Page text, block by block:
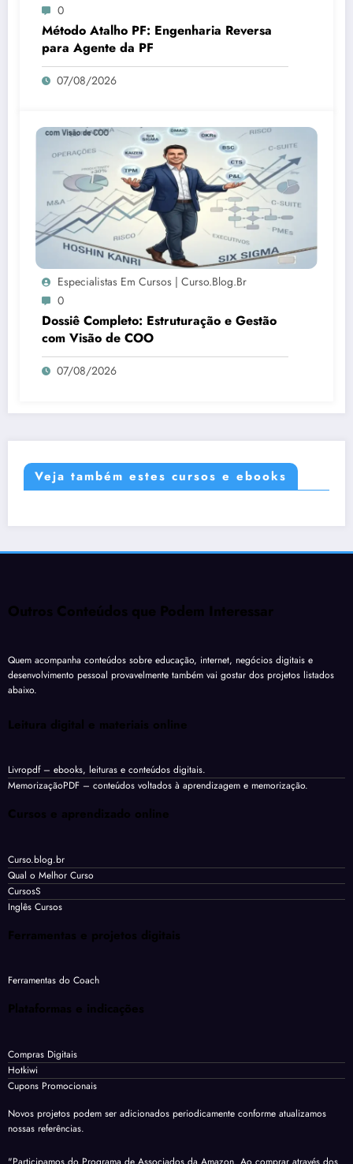
0
Método Atalho PF: Engenharia Reversa
para Agente da PF
07/08/2026
Especialistas Em Cursos | Curso.blog.br
0
Dossiê Completo: Estruturação e Gestão
com Visão de COO
07/08/2026
Veja também estes cursos e ebooks
Outros Conteúdos que Podem Interessar
Quem acompanha conteúdos sobre educação, internet, negócios digitais e
desenvolvimento pessoal provavelmente também vai gostar dos projetos listados
abaixo.
Leitura digital e materiais online
Livropdf– ebooks, leituras e conteúdos digitais.
MemorizaçãoPDF – conteúdos voltados à aprendizagem e memorização.
Cursos e aprendizado online
Curso.blog.br
Qual o Melhor Curso
CursosS
Inglês Cursos
Ferramentas e projetos digitais
Ferramentas do Coach
Plataformas e indicações
Compras Digitais
Hotkiwi
Cupons Promocionais
Novos projetos podem ser adicionados periodicamente conforme atualizamos
nossas referências.